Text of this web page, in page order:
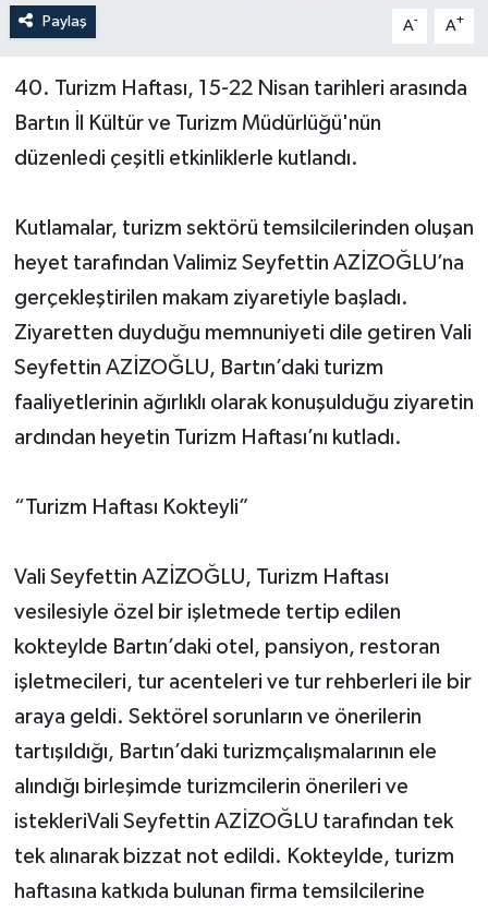
Paylaş A- A+
40. Turizm Haftası, 15-22 Nisan tarihleri arasında
Bartın İl Kültür ve Turizm Müdürlüğü'nün
düzenledi çeşitli etkinliklerle kutlandı.
Kutlamalar, turizm sektörü temsilcilerinden oluşan
heyet tarafından Valimiz Seyfettin AZİZOĞLU’na
gerçekleştirilen makam ziyaretiyle başladı.
Ziyaretten duyduğu memnuniyeti dile getiren Vali
Seyfettin AZİZOĞLU, Bartın’daki turizm
faaliyetlerinin ağırlıklı olarak konuşulduğu ziyaretin
ardından heyetin Turizm Haftası’nı kutladı.
“Turizm Haftası Kokteyli”
Vali Seyfettin AZİZOĞLU, Turizm Haftası
vesilesiyle özel bir işletmede tertip edilen
kokteylde Bartın’daki otel, pansiyon, restoran
işletmecileri, tur acenteleri ve tur rehberleri ile bir
araya geldi. Sektörel sorunların ve önerilerin
tartışıldığı, Bartın’daki turizmçalışmalarının ele
alındığı birleşimde turizmcilerin önerileri ve
istekleriVali Seyfettin AZİZOĞLU tarafından tek
tek alınarak bizzat not edildi. Kokteylde, turizm
haftasına katkıda bulunan firma temsilcilerine
Yerel Yönetimler
DÜNYA